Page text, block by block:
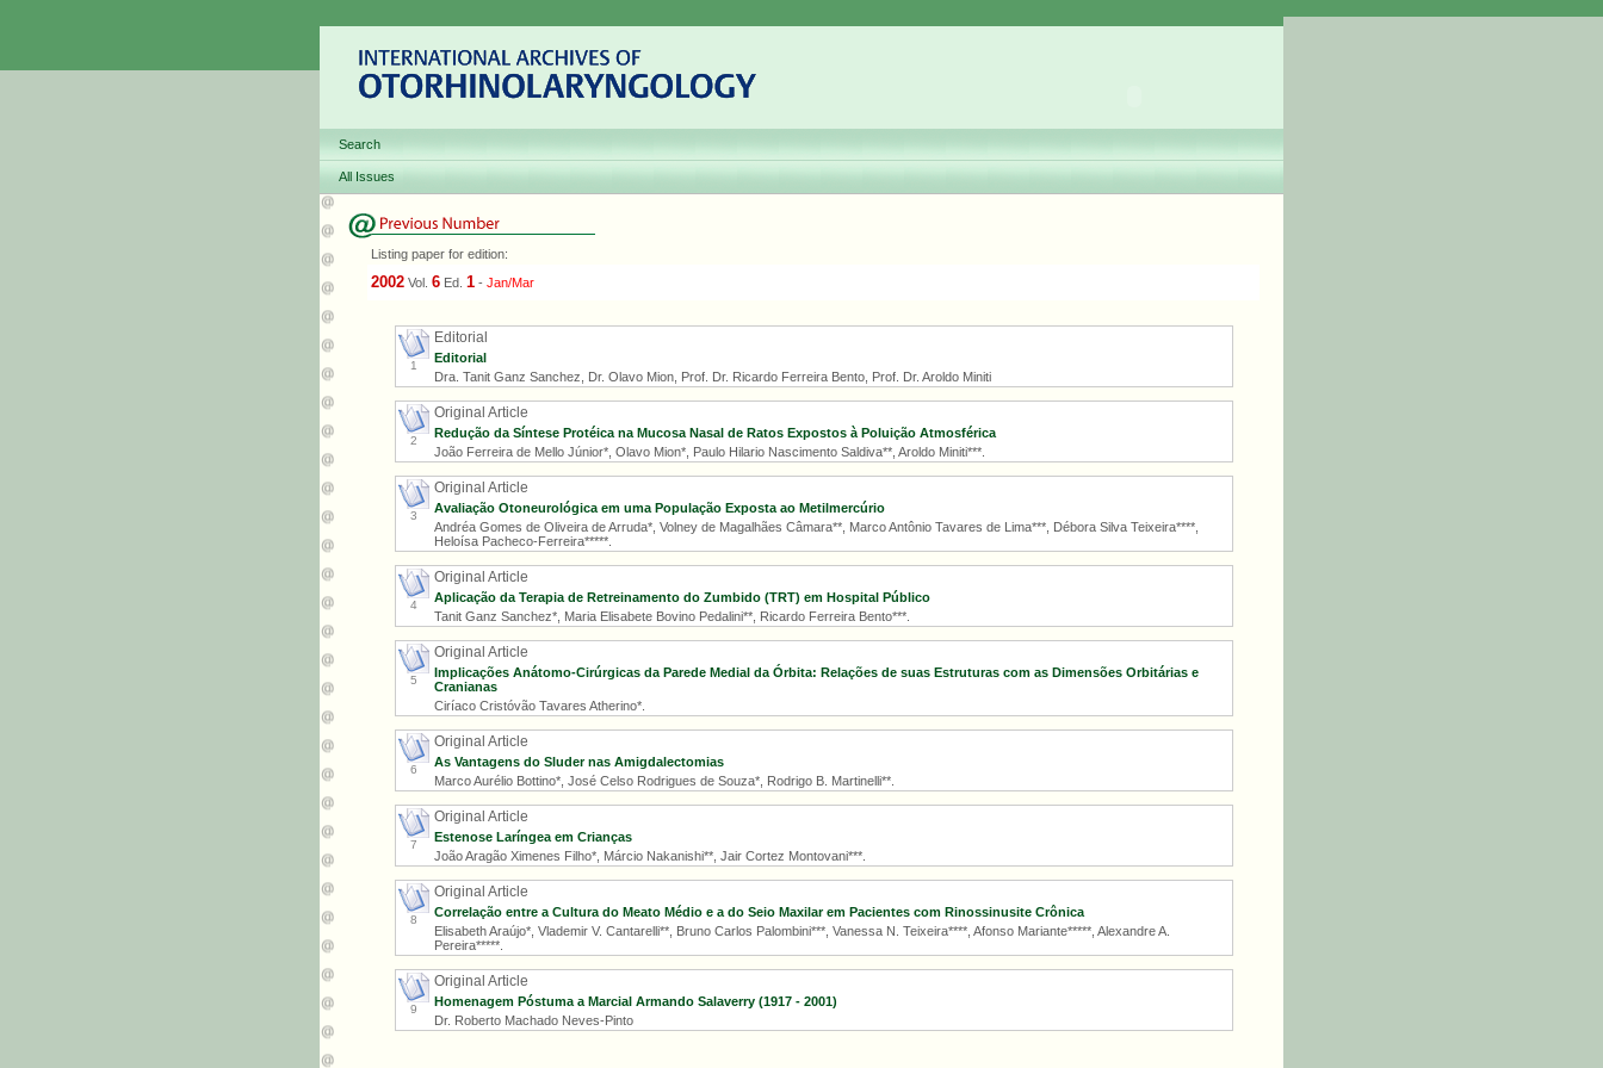
Search
All Issues
Listing paper for edition:
2002 Vol. 6 Ed. 1 - Jan/Mar
1
Editorial
Editorial
Dra. Tanit Ganz Sanchez, Dr. Olavo Mion, Prof. Dr. Ricardo Ferreira Bento, Prof. Dr. Aroldo Miniti
2
Original Article
Redução da Síntese Protéica na Mucosa Nasal de Ratos Expostos à Poluição Atmosférica
João Ferreira de Mello Júnior*, Olavo Mion*, Paulo Hilario Nascimento Saldiva**, Aroldo Miniti***.
3
Original Article
Avaliação Otoneurológica em uma População Exposta ao Metilmercúrio
Andréa Gomes de Oliveira de Arruda*, Volney de Magalhães Câmara**, Marco Antônio Tavares de Lima***, Débora Silva Teixeira****,
Heloísa Pacheco-Ferreira*****.
4
Original Article
Aplicação da Terapia de Retreinamento do Zumbido (TRT) em Hospital Público
Tanit Ganz Sanchez*, Maria Elisabete Bovino Pedalini**, Ricardo Ferreira Bento***.
5
Original Article
Implicações Anátomo-Cirúrgicas da Parede Medial da Órbita: Relações de suas Estruturas com as Dimensões Orbitárias e
Cranianas
Ciríaco Cristóvão Tavares Atherino*.
6
Original Article
As Vantagens do Sluder nas Amigdalectomias
Marco Aurélio Bottino*, José Celso Rodrigues de Souza*, Rodrigo B. Martinelli**.
7
Original Article
Estenose Laríngea em Crianças
João Aragão Ximenes Filho*, Márcio Nakanishi**, Jair Cortez Montovani***.
8
Original Article
Correlação entre a Cultura do Meato Médio e a do Seio Maxilar em Pacientes com Rinossinusite Crônica
Elisabeth Araújo*, Vlademir V. Cantarelli**, Bruno Carlos Palombini***, Vanessa N. Teixeira****, Afonso Mariante*****, Alexandre A.
Pereira*****.
9
Original Article
Homenagem Póstuma a Marcial Armando Salaverry (1917 - 2001)
Dr. Roberto Machado Neves-Pinto